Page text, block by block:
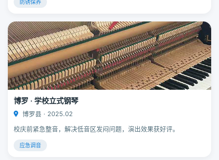
防锈保养
博罗 · 学校立式钢琴
博罗县 · 2025.02
校庆前紧急整音，解决低音区发闷问题，演出效果获好评。
应急调音